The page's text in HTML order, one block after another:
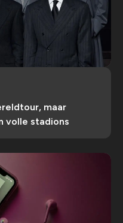
maar
volle stadions